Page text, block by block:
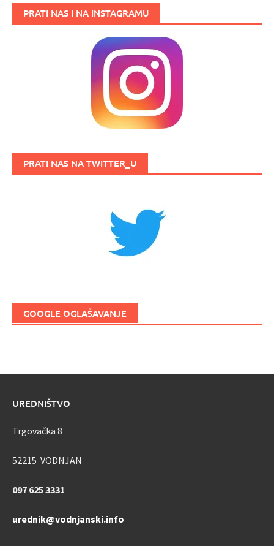
PRATI NAS I NA INSTAGRAMU
PRATI NAS NA TWITTER_U
GOOGLE OGLAŠAVANJE
UREDNIŠTVO
Trgovačka 8
52215 VODNJAN
097 625 3331
urednik@vodnjanski.info